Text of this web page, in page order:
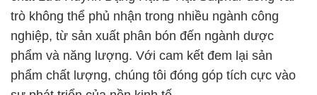
trò không thể phủ nhận trong nhiều ngành công
nghiệp, từ sản xuất phân bón đến ngành dược
phẩm và năng lượng. Với cam kết đem lại sản
phẩm chất lượng, chúng tôi đóng góp tích cực vào